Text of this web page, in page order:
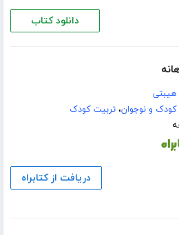
دانلود کتاب
هیبتی
کودک و نوجوان،تربیت کودک
دریافت از کتابراه